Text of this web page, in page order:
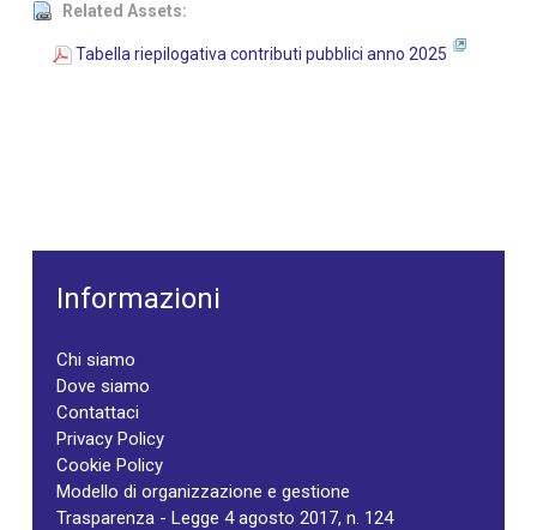
Related Assets:
Tabella riepilogativa contributi pubblici anno 2025
Informazioni
Chi siamo
Dove siamo
Contattaci
Privacy Policy
Cookie Policy
Modello di organizzazione e gestione
Trasparenza - Legge 4 agosto 2017, n. 124